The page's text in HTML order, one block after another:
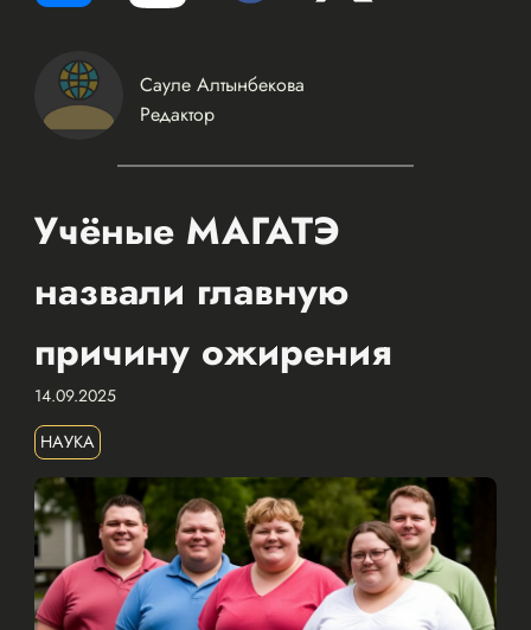
Сауле Алтынбекова
Редактор
Учёные МАГАТЭ
назвали главную
причину ожирения
14.09.2025
НАУКА